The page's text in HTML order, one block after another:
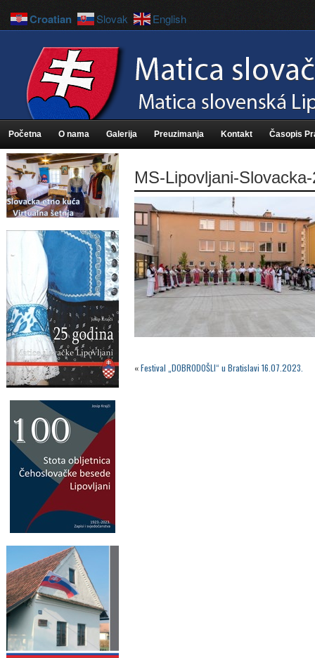
Početna O nama Galerija Preuzimanja Kontakt Časopis
MS-Lipovljani-
«Festival „DOBRODOŠLI“ u Bratislavi 16.07.2023.
Croatian Slovak English